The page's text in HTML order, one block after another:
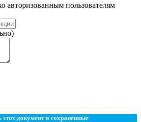
авторизованным пользователям
этот документ в сохраненные